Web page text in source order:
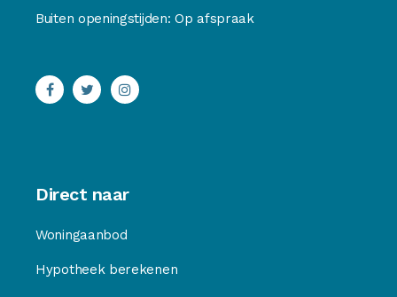
Buiten openingstijden: Op afspraak
Direct naar
Woningaanbod
Hypotheek berekenen